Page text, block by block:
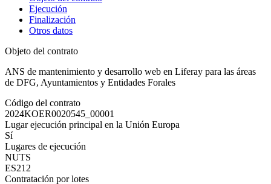
Ejecución
Finalización
Otros datos
Objeto del contrato
ANS de mantenimiento y desarrollo web en Liferay para las áreas
de DFG, Ayuntamientos y Entidades Forales
Código del contrato
2024KOER0020545_00001
Lugar ejecución principal en la Unión Europa
Sí
Lugares de ejecución
NUTS
ES212
Contratación por lotes